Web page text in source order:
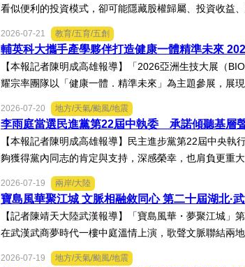
看似便利的投資模式，卻可能隱藏股權歸屬、投資收益
2026-07-21 教育/五育/五創
輔英科大攜手產學夥伴打造健康一體精準未來
【本報記者陳明成高雄報導】「2026亞洲生技大展（
耀宗率團隊以「健康一體．精準未來」為主題參展，展
2026-07-20 地方/天氣/颱風/地震
李雨庭當選民進黨第22屆中執委 承諾傾聽基層
【本報記者陳明成高雄報導】民主進步黨第22屆中央
夠獲得黨內同志的肯定與支持，深感榮幸，也肩負更重
2026-07-19 兩岸/大陸
寶島風華聚江城 文脈相融敘同心 第二十屆湖北·
【記者陳靖天大陸武漢報導】「寶島風華・夢聚江城
在武漢武商夢時代一樓中庭溫情上演，歌聲文脈聯結兩
2026-07-19 地方/天氣/颱風/地震